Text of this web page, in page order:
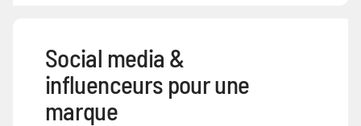
Social media &
influenceurs pour une
marque